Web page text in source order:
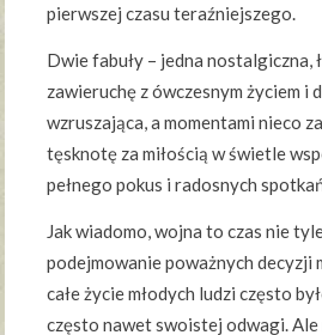
pierwszej czasu teraźniejszego.
Dwie fabuły – jedna nostalgiczna,
zawieruchę z ówczesnym życiem i
wzruszająca, a momentami nieco
tęsknotę za miłością w świetle
pełnego pokus i radosnych
Jak wiadomo, wojna to czas nie
podejmowanie poważnych decyzji
całe życie młodych ludzi często
często nawet swoistej odwagi. Ale